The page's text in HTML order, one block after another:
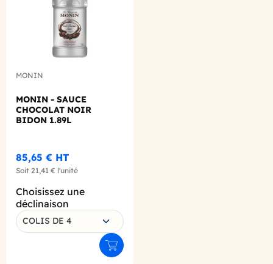
MONIN
MONIN - SAUCE
CHOCOLAT NOIR
BIDON 1.89L
85,65 € HT
Soit 21,41 € l'unité
Choisissez une
déclinaison
COLIS DE 4
Ajouter au panier